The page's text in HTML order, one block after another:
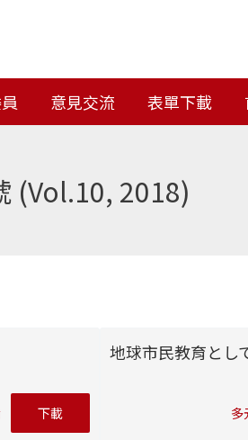
意見交流 表單下載
(Vol.10, 2018)
下載
地球市民教育とし
多